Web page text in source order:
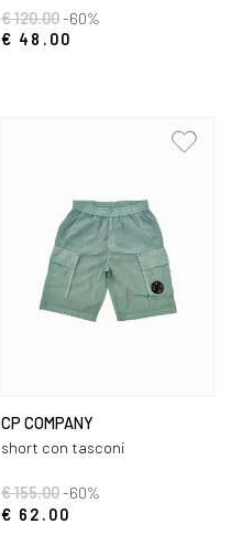
€ 120.00-60%
€ 48.00
CP COMPANY
short con tasconi
€ 155.00-60%
€ 62.00